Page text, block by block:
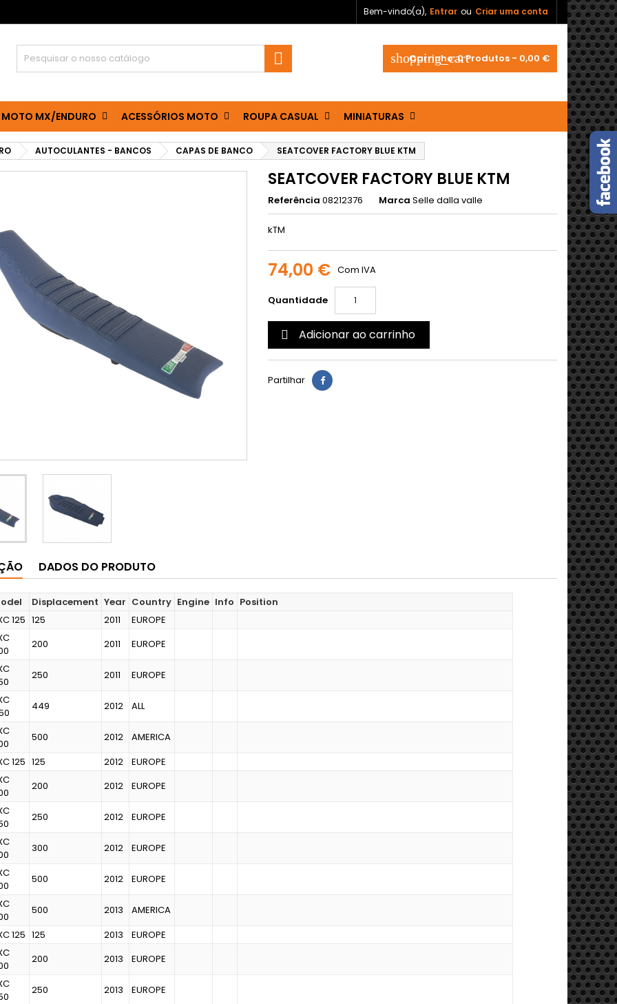
Bem-vindo(a), Entrar ou Criar uma conta
shopping_cart
Carrinho:0Produtos - 0,00 €

MOTO MX/ENDURO ACESSÓRIOS MOTO ROUPA CASUAL MINIATURAS
AUTOCULANTES - BANCOS CAPAS DE BANCO SEATCOVER FACTORY BLUE KTM
SEATCOVER FACTORY BLUE KTM
Referência 08212376 Marca Selle dalla valle
kTM
74,00 € Com IVA
Quantidade
 Adicionar ao carrinho
Partilhar
DADOS DO PRODUTO
Displacement Year Country Engine Info Position
125 125 2011
EUROPE
200 2011 EUROPE
250 2011 EUROPE
449 2012 ALL
500 2012
AMERICA
125 125 2012
EUROPE
200 2012 EUROPE
250 2012 EUROPE
300 2012 EUROPE
500 2012 EUROPE
500 2013
AMERICA
125 125 2013
EUROPE
200 2013 EUROPE
250 2013 EUROPE